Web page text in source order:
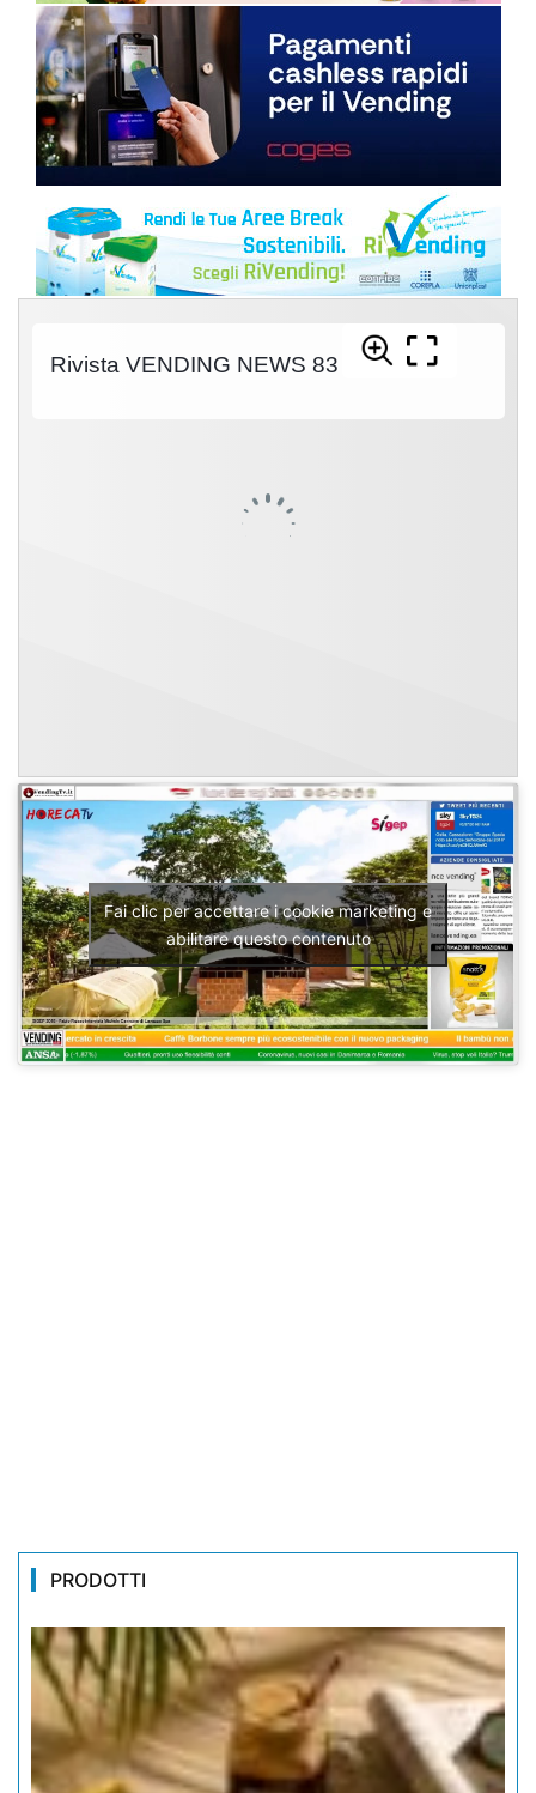
Fai clic per accettare i cookie marketing e
abilitare questo contenuto
PRODOTTI